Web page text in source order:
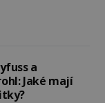
a
Jaké mají